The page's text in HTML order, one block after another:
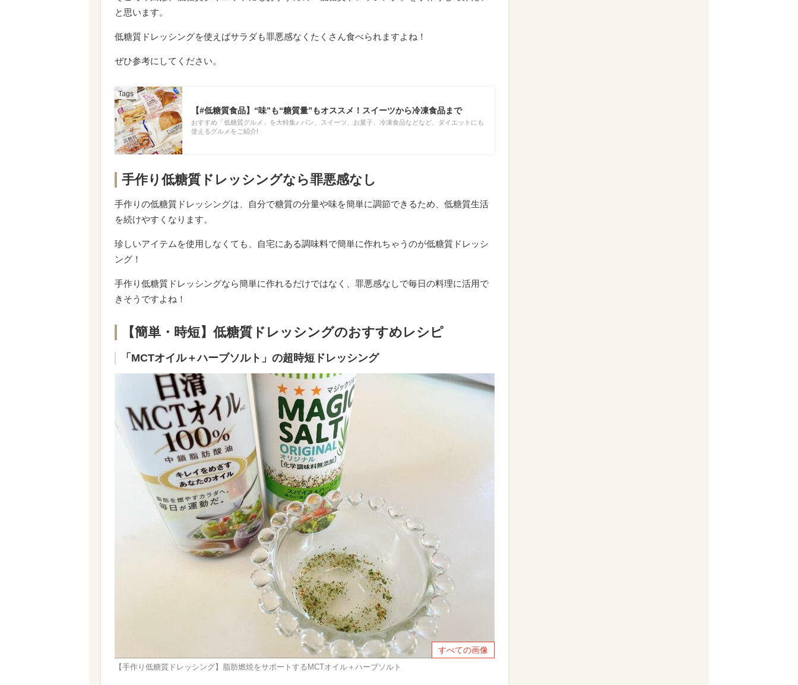
と思います。
低糖質ドレッシングを使えばサラダも罪悪感なくたくさん食べられますよね！
ぜひ参考にしてください。
【#低糖質食品】“味”も“糖質量”もオススメ！スイーツから冷凍食品まで
おすすめ「低糖質グルメ」を大特集♪ パン、スイーツ、お菓子、冷凍食品などなど、ダイエットにも
使えるグルメをご紹介!
手作り低糖質ドレッシングなら罪悪感なし
手作りの低糖質ドレッシングは、自分で糖質の分量や味を簡単に調節できるため、低糖質生活
を続けやすくなります。
珍しいアイテムを使用しなくても、自宅にある調味料で簡単に作れちゃうのが低糖質ドレッシ
ング！
手作り低糖質ドレッシングなら簡単に作れるだけではなく、罪悪感なしで毎日の料理に活用で
きそうですよね！
【簡単・時短】低糖質ドレッシングのおすすめレシピ
「MCTオイル＋ハーブソルト」の超時短ドレッシング
すべての画像
【手作り低糖質ドレッシング】脂肪燃焼をサポートするMCTオイル＋ハーブソルト